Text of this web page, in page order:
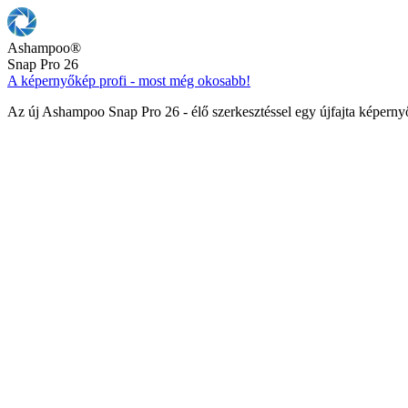
Ashampoo®
Snap Pro 26
A képernyőkép profi - most még okosabb!
Az új Ashampoo Snap Pro 26 - élő szerkesztéssel egy újfajta